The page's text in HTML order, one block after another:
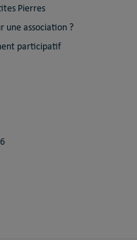
Pierres
une association ?
participatif